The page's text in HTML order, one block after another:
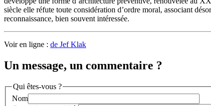
siècle elle réfute toute considération d’ordre moral, associant
reconnaissance, bien souvent intéressée.
Voir en ligne : de Jef Klak
Un message, un commentaire ?
Qui êtes-vous ?
Nom